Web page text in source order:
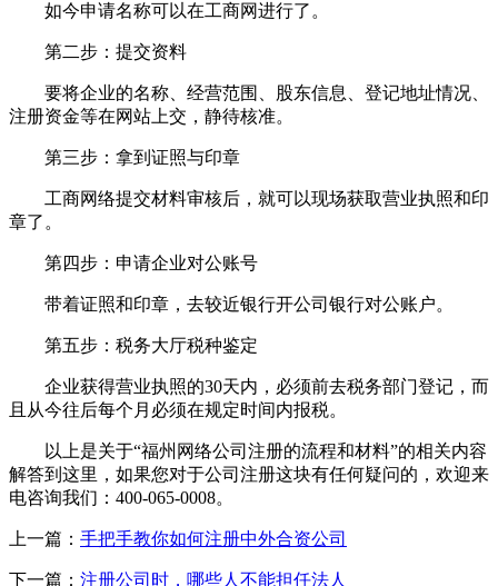
如今申请名称可以在工商网进行了。
第二步：提交资料
要将企业的名称、经营范围、股东信息、登记地址情况、
注册资金等在网站上交，静待核准。
第三步：拿到证照与印章
工商网络提交材料审核后，就可以现场获取营业执照和印
章了。
第四步：申请企业对公账号
带着证照和印章，去较近银行开公司银行对公账户。
第五步：税务大厅税种鉴定
企业获得营业执照的30天内，必须前去税务部门登记，而
且从今往后每个月必须在规定时间内报税。
以上是关于“福州网络公司注册的流程和材料”的相关内容
解答到这里，如果您对于公司注册这块有任何疑问的，欢迎来
电咨询我们：400-065-0008。
上一篇： 手把手教你如何注册中外合资公司
下一篇： 注册公司时，哪些人不能担任法人